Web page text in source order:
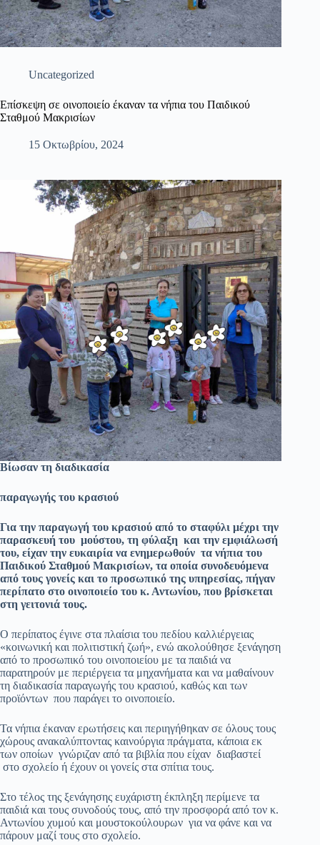
Uncategorized
Επίσκεψη σε οινοποιείο έκαναν τα νήπια του Παιδικού
Σταθμού Μακρισίων
15 Οκτωβρίου, 2024
Βίωσαν τη διαδικασία
παραγωγής του κρασιού
Για την παραγωγή του κρασιού από το σταφύλι μέχρι την
παρασκευή του μούστου, τη φύλαξη και την εμφιάλωσή
του, είχαν την ευκαιρία να ενημερωθούν τα νήπια του
Παιδικού Σταθμού Μακρισίων, τα οποία συνοδευόμενα
από τους γονείς και το προσωπικό της υπηρεσίας, πήγαν
περίπατο στο οινοποιείο του κ. Αντωνίου, που βρίσκεται
στη γειτονιά τους.
Ο περίπατος έγινε στα πλαίσια του πεδίου καλλιέργειας
«κοινωνική και πολιτιστική ζωή», ενώ ακολούθησε ξενάγηση
από το προσωπικό του οινοποιείου με τα παιδιά να
παρατηρούν με περιέργεια τα μηχανήματα και να μαθαίνουν
τη διαδικασία παραγωγής του κρασιού, καθώς και των
προϊόντων που παράγει το οινοποιείο.
Τα νήπια έκαναν ερωτήσεις και περιηγήθηκαν σε όλους τους
χώρους ανακαλύπτοντας καινούργια πράγματα, κάποια εκ
των οποίων γνώριζαν από τα βιβλία που είχαν διαβαστεί
στο σχολείο ή έχουν οι γονείς στα σπίτια τους.
Στο τέλος της ξενάγησης ευχάριστη έκπληξη περίμενε τα
παιδιά και τους συνοδούς τους, από την προσφορά από τον κ.
Αντωνίου χυμού και μουστοκούλουρων για να φάνε και να
πάρουν μαζί τους στο σχολείο.